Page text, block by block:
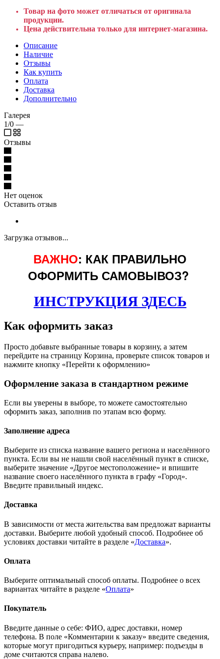
Товар на фото может отличаться от оригинала
продукции.
Цена действительна только для интернет-магазина.
Описание
Наличие
Отзывы
Как купить
Оплата
Доставка
Дополнительно
Галерея
1/0 —
Отзывы
Нет оценок
Оставить отзыв
Загрузка отзывов...
ВАЖНО: КАК ПРАВИЛЬНО
ОФОРМИТЬ САМОВЫВОЗ?
ИНСТРУКЦИЯ ЗДЕСЬ
Как оформить заказ
Просто добавьте выбранные товары в корзину, а затем
перейдите на страницу Корзина, проверьте список товаров и
нажмите кнопку «Перейти к оформлению»
Оформление заказа в стандартном режиме
Если вы уверены в выборе, то можете самостоятельно
оформить заказ, заполнив по этапам всю форму.
Заполнение адреса
Выберите из списка название вашего региона и населённого
пункта. Если вы не нашли свой населённый пункт в списке,
выберите значение «Другое местоположение» и впишите
название своего населённого пункта в графу «Город».
Введите правильный индекс.
Доставка
В зависимости от места жительства вам предложат варианты
доставки. Выберите любой удобный способ. Подробнее об
условиях доставки читайте в разделе «Доставка».
Оплата
Выберите оптимальный способ оплаты. Подробнее о всех
вариантах читайте в разделе «Оплата»
Покупатель
Введите данные о себе: ФИО, адрес доставки, номер
телефона. В поле «Комментарии к заказу» введите сведения,
которые могут пригодиться курьеру, например: подъезды в
доме считаются справа налево.